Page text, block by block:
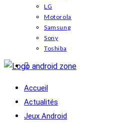
LG
Motorola
Samsung
Sony
Toshiba
Accueil
Actualités
Jeux Android